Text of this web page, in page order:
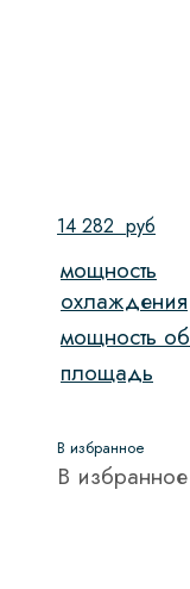
14 282 руб
мощность
охлаждения
мощность
площадь
В избранное
В избранное